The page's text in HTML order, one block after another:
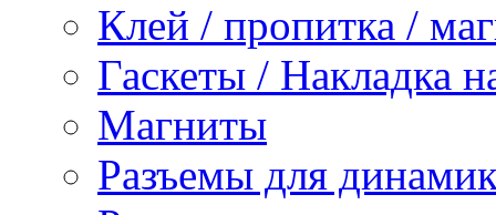
Клей / пропитка /
Гаскеты / Накладка
Магниты
Разъемы для